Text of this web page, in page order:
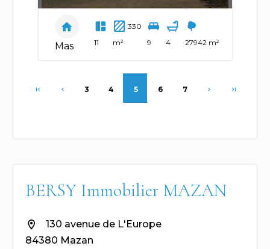
Mas 11
330
m²
9 4 27942 m²
3 4 5 6 7
BERSY Immobilier MAZAN
130 avenue de L'Europe
84380 Mazan